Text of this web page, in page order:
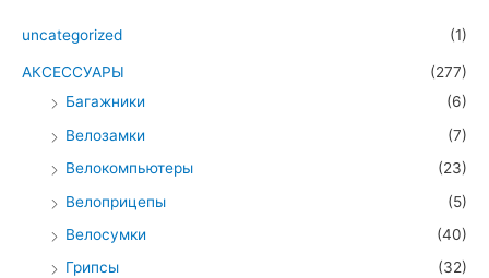
uncategorized (1)
АКСЕССУАРЫ
(277)
Багажники
(6)
Велозамки
(7)
Велокомпьютеры
(23)
Велоприцепы
(5)
Велосумки
(40)
Грипсы
(32)